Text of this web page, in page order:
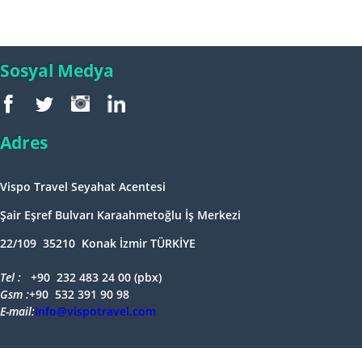
Sosyal Medya
Adres
Vispo Travel Seyahat Acentesi
Şair Eşref Bulvarı Karaahmetoğlu İş Merkezi
22/109 35210 Konak İzmir TÜRKİYE
Tel : +90 232 483 24 00 (pbx)
Gsm :+90 532 391 90 98
E-mail:info@vispotravel.com